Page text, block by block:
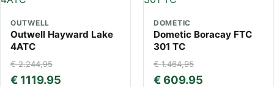
OUTWELL
Outwell Hayward Lake
4ATC
€ 2.244,95
€ 1119.95
DOMETIC
Dometic Boracay FTC
301 TC
€ 1.464,95
€ 609.95